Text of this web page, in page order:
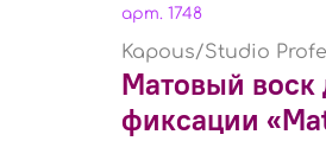
арт. 1748
Kapous/Studio
Матовый воск
фиксации